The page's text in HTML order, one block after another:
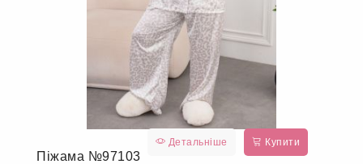
Детальніше Купити
Піжама №97103